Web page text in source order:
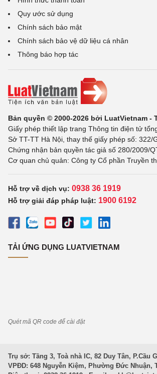
Quy ước sử dụng
Chính sách bảo mật
Chính sách bảo vệ dữ liệu cá nhân
Thông báo hợp tác
Bản quyền © 2000-2026 bởi LuatVietnam -
Giấy phép thiết lập trang Thông tin điện tử
Sở TT-TT Hà Nội, thay thế giấy phép số:
Chứng nhận bản quyền tác giả số 280/2009/
Cơ quan chủ quản: Công ty Cổ phần Truyền
Hỗ trợ về dịch vụ: 0938 36 1919
Hỗ trợ giải đáp pháp luật: 1900 6192
TẢI ỨNG DỤNG LUATVIETNAM
Quét mã QR code để cài đặt
Trụ sở: Tầng 3, Toà nhà IC, 82 Duy Tân, P.Cầu
VPĐD: 648 Nguyễn Kiệm, Phường Đức Nhuận,